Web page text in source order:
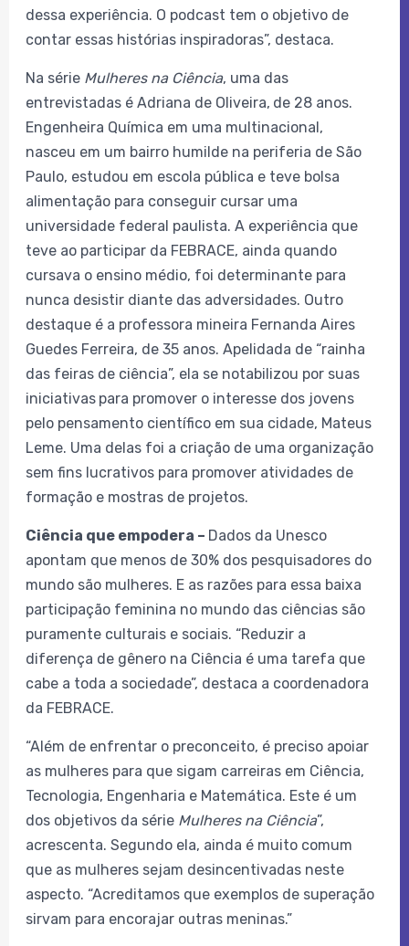
dessa experiência. O podcast tem o objetivo de
contar essas histórias inspiradoras”, destaca.
Na série Mulheres na Ciência, uma das
entrevistadas é Adriana de Oliveira, de 28 anos.
Engenheira Química em uma multinacional,
nasceu em um bairro humilde na periferia de São
Paulo, estudou em escola pública e teve bolsa
alimentação para conseguir cursar uma
universidade federal paulista. A experiência que
teve ao participar da FEBRACE, ainda quando
cursava o ensino médio, foi determinante para
nunca desistir diante das adversidades. Outro
destaque é a professora mineira Fernanda Aires
Guedes Ferreira, de 35 anos. Apelidada de “rainha
das feiras de ciência”, ela se notabilizou por suas
iniciativas para promover o interesse dos jovens
pelo pensamento científico em sua cidade, Mateus
Leme. Uma delas foi a criação de uma organização
sem fins lucrativos para promover atividades de
formação e mostras de projetos.
Ciência que empodera – Dados da Unesco
apontam que menos de 30% dos pesquisadores do
mundo são mulheres. E as razões para essa baixa
participação feminina no mundo das ciências são
puramente culturais e sociais. “Reduzir a
diferença de gênero na Ciência é uma tarefa que
cabe a toda a sociedade”, destaca a coordenadora
da FEBRACE.
“Além de enfrentar o preconceito, é preciso apoiar
as mulheres para que sigam carreiras em Ciência,
Tecnologia, Engenharia e Matemática. Este é um
dos objetivos da série Mulheres na Ciência”,
acrescenta. Segundo ela, ainda é muito comum
que as mulheres sejam desincentivadas neste
aspecto. “Acreditamos que exemplos de superação
sirvam para encorajar outras meninas.”